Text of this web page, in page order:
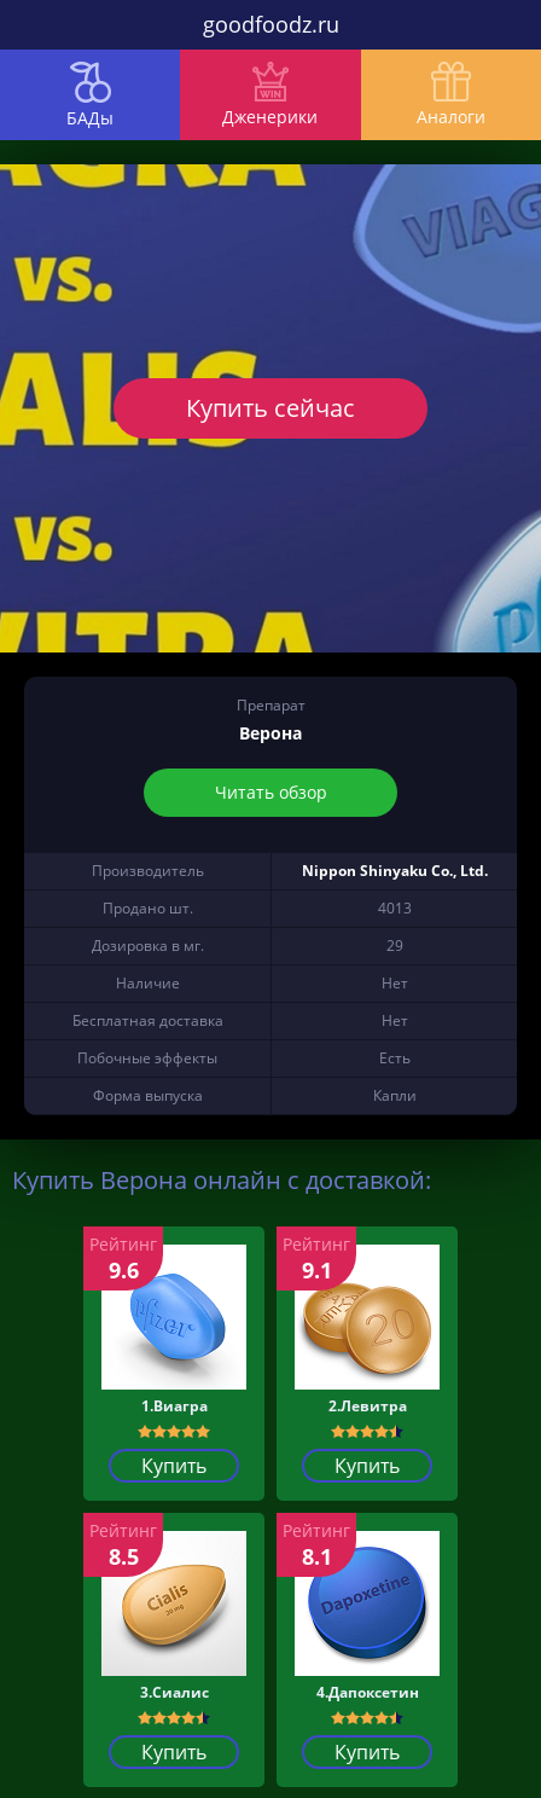
goodfoodz.ru
БАДы Дженерики Аналоги
Препарат
Верона
Читать обзор
Производитель
Nippon Shinyaku Co., Ltd.
Продано шт.
4013
Дозировка в мг.
29
Наличие
Нет
Бесплатная доставка
Нет
Побочные эффекты
Есть
Форма выпуска
Капли
Купить сейчас
Купить Верона онлайн с доставкой:
1.Виагра
Купить
Рейтинг
9.6
2.Левитра
Купить
Рейтинг
9.1
3.Сиалис
Купить
Рейтинг
8.5
4.Дапоксетин
Купить
Рейтинг
8.1